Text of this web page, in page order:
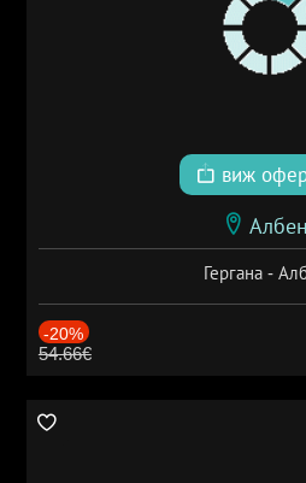
виж
Гергана -
-20%
54.66€